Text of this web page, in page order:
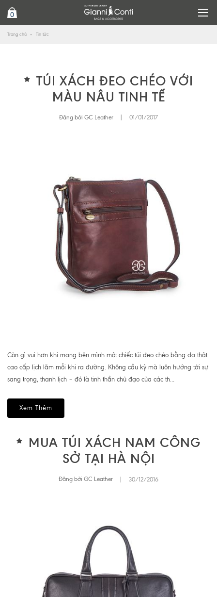
0
Trang chủ Tin tức
TÚI XÁCH ĐEO CHÉO VỚI
MÀU NÂU TINH TẾ
Đăng bởi GC Leather 01/01/2017
Còn gì vui hơn khi mang bên mình một chiếc túi đeo chéo bằng da thật
cao cấp lịch lãm mỗi khi ra đường. Không cầu kỳ mà luôn hướng tới sự
sang trọng, thanh lịch – đó là tinh thần chủ đạo của các th...
Xem Thêm
MUA TÚI XÁCH NAM CÔNG
SỞ TẠI HÀ NỘI
Đăng bởi GC Leather 30/12/2016